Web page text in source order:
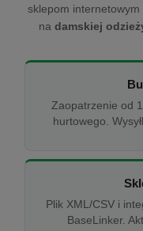
sklepom
na damskiej
Zaopatrzenie od
hurtowego.
Plik XML/CSV i
BaseLinker.